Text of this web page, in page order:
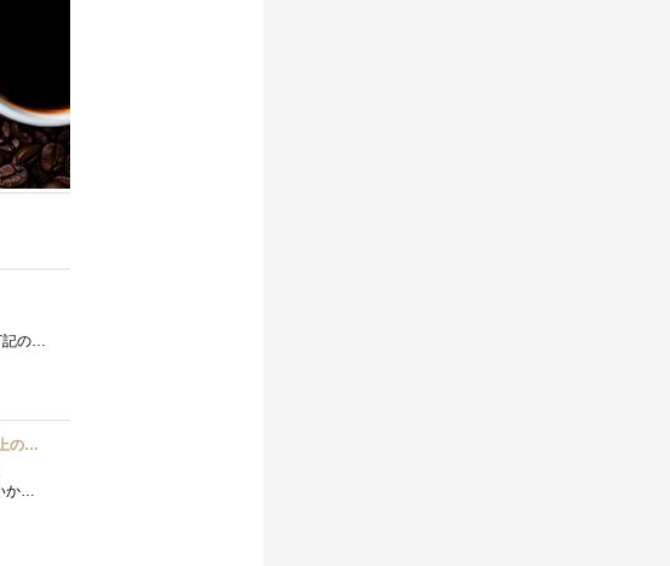
接続形式が違うが、同じメーカーの同じ型番を導入しています。製品としてのレビューは下記の方で行っています。いざ使おうとしたときに故障�...
ハズブロ(HASBRO) 約56g 8色入りレインボーカラーのプレイ・ドー、新学期用品、2才以上のプリスクールの子供向け、子供向けのアート&クラフト 粘土 ねんど、こどもの日、子供の日プレゼント
もう１年以上、釣り銭トレイの上で異彩を放ってくれたミャクミャクのマグネット 映画ちいかわ人魚の島のひみつを鑑賞後、素敵なビランのセイ...